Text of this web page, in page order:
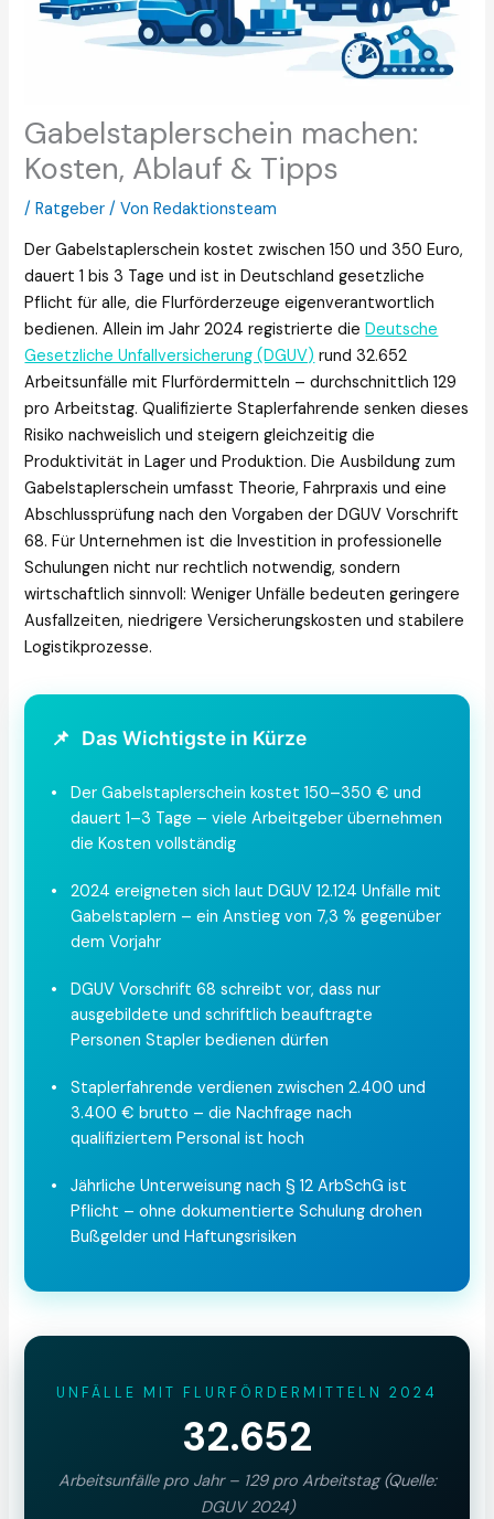
Gabelstaplerschein machen:
Kosten, Ablauf & Tipps
/Ratgeber / VonRedaktionsteam
Der Gabelstaplerschein kostet zwischen 150 und 350 Euro,
dauert 1 bis 3 Tage und ist in Deutschland gesetzliche
Pflicht für alle, die Flurförderzeuge eigenverantwortlich
bedienen. Allein im Jahr 2024 registrierte dieDeutsche
Gesetzliche Unfallversicherung (DGUV) rund 32.652
Arbeitsunfälle mit Flurfördermitteln – durchschnittlich 129
pro Arbeitstag. Qualifizierte Staplerfahrende senken dieses
Risiko nachweislich und steigern gleichzeitig die
Produktivität in Lager und Produktion. Die Ausbildung zum
Gabelstaplerschein umfasst Theorie, Fahrpraxis und eine
Abschlussprüfung nach den Vorgaben der DGUV Vorschrift
68. Für Unternehmen ist die Investition in professionelle
Schulungen nicht nur rechtlich notwendig, sondern
wirtschaftlich sinnvoll: Weniger Unfälle bedeuten geringere
Ausfallzeiten, niedrigere Versicherungskosten und stabilere
Logistikprozesse.
📌 Das Wichtigste in Kürze
•
Der Gabelstaplerschein kostet 150–350 € und
dauert 1–3 Tage – viele Arbeitgeber übernehmen
die Kosten vollständig
•
2024 ereigneten sich laut DGUV 12.124 Unfälle mit
Gabelstaplern – ein Anstieg von 7,3 % gegenüber
dem Vorjahr
•
DGUV Vorschrift 68 schreibt vor, dass nur
ausgebildete und schriftlich beauftragte
Personen Stapler bedienen dürfen
•
Staplerfahrende verdienen zwischen 2.400 und
3.400 € brutto – die Nachfrage nach
qualifiziertem Personal ist hoch
•
Jährliche Unterweisung nach § 12 ArbSchG ist
Pflicht – ohne dokumentierte Schulung drohen
Bußgelder und Haftungsrisiken
UNFÄLLE MIT FLURFÖRDERMITTELN 2024
32.652
Arbeitsunfälle pro Jahr – 129 pro Arbeitstag (Quelle:
DGUV 2024)